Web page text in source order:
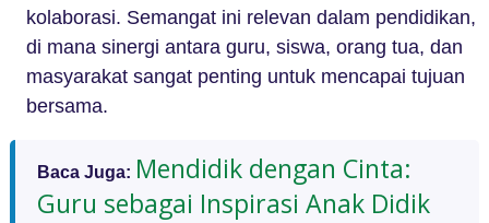
kolaborasi. Semangat ini relevan dalam pendidikan,
di mana sinergi antara guru, siswa, orang tua, dan
masyarakat sangat penting untuk mencapai tujuan
bersama.
Baca Juga: Mendidik dengan Cinta:
Guru sebagai Inspirasi Anak Didik